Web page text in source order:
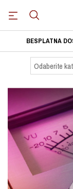
BESPLATNA